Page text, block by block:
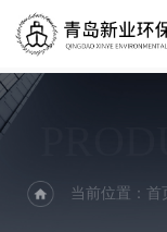
当前位置： 首